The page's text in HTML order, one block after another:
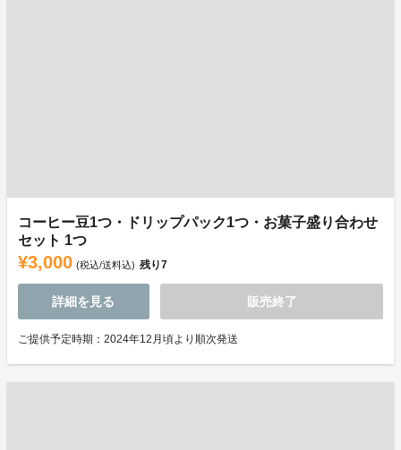
コーヒー豆1つ・ドリップパック1つ・お菓子盛り合わせ
セット 1つ
¥3,000 (税込/送料込) 残り7
詳細を見る 販売終了
ご提供予定時期：2024年12月頃より順次発送